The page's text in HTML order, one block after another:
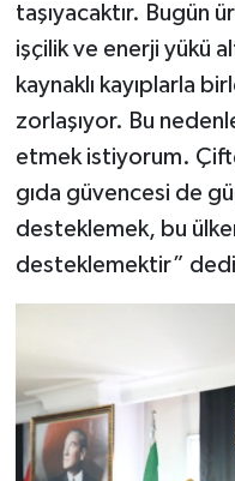
taşıyacaktır. Bugün
işçilik ve enerji yükü
kaynaklı kayıplarla
zorlaşıyor. Bu
etmek istiyorum.
gıda güvencesi de
desteklemek, bu
desteklemektir”